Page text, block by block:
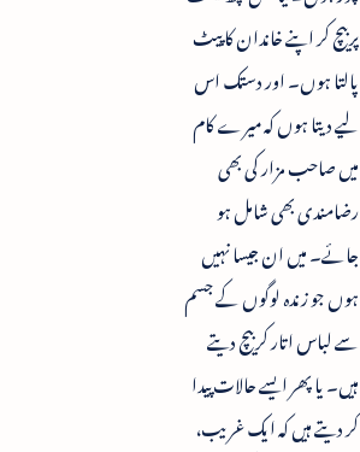
پر بیچ کر اپنے خاندان کا پیٹ
پالتا ہوں۔ اور دستک اس
لیے دیتا ہوں کہ میرے کام
میں صاحب مزار کی بھی
رضامندی بھی شامل ہو
جائے۔ میں ان جیسا نہیں
ہوں جو زندہ لوگوں کے جسم
سے لباس اتار کر بیچ دیتے
ہیں۔ یا پھر ایسے حالات پیدا
کر دیتے ہیں کہ ایک غریب،